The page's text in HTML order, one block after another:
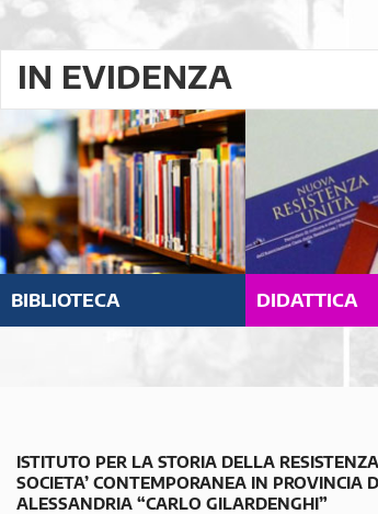
IN EVIDENZA
BIBLIOTECA DIDATTICA
ISTITUTO PER LA STORIA DELLA
SOCIETA’ CONTEMPORANEA IN PROVINCIA
ALESSANDRIA “CARLO GILARDENGHI”